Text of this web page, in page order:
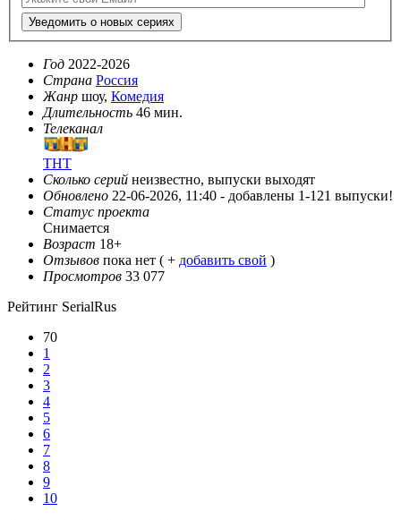
Уведомить о новых сериях
Год 2022-2026
Страна Россия
Жанр шоу, Комедия
Длительность 46 мин.
Телеканал
ТНТ
Сколько серий неизвестно, выпуски выходят
Обновлено 22-06-2026, 11:40 - добавлены 1-121 выпуски!
Статус проекта
Снимается
Возраст 18+
Отзывов пока нет ( + добавить свой )
Просмотров 33 077
Рейтинг SerialRus
70
1
2
3
4
5
6
7
8
9
10